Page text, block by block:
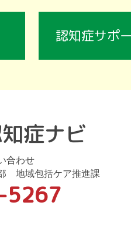
認知症サポ
症ナビ
合わせ
地域包括ケア推進課